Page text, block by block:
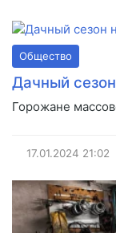
Общество
Дачный
Горожане
17.01.2024 21:02